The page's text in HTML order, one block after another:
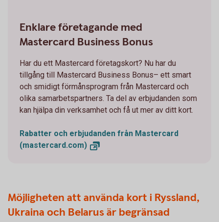
Enklare företagande med
Mastercard Business Bonus
Har du ett Mastercard företagskort? Nu har du
tillgång till Mastercard Business Bonus– ett smart
och smidigt förmånsprogram från Mastercard och
olika samarbetspartners. Ta del av erbjudanden som
kan hjälpa din verksamhet och få ut mer av ditt kort.
Rabatter och erbjudanden från Mastercard
(mastercard.com)
Möjligheten att använda kort i Ryssland,
Ukraina och Belarus är begränsad